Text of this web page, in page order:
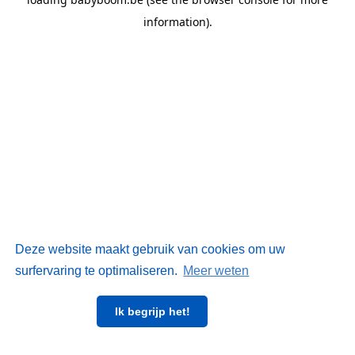
Deze website maakt gebruik van cookies om uw
surfervaring te optimaliseren. Meer weten
Ik begrijp het!
information).